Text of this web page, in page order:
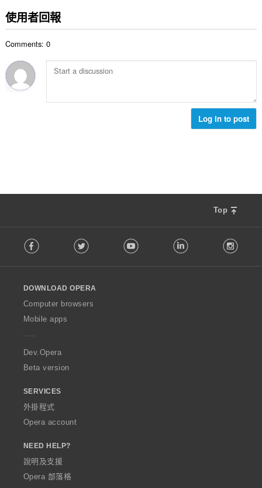
:
使用者回報
Comments: 0
Log in to post
Top
o
w
O
p
a
Facebook Twitter Youtube LinkedIn
DOWNLOAD OPERA
Computer browsers
Mobile apps
Dev.Opera
Beta version
SERVICES
外掛程式
Opera account
NEED HELP?
說明及支援
Opera 部落格